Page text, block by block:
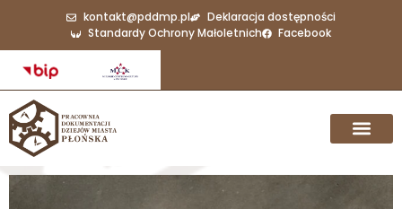
kontakt@pddmp.pl
Deklaracja dostępności
Standardy Ochrony Małoletnich
Facebook